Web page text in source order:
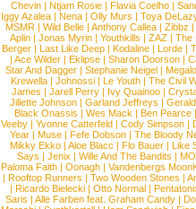
Chevin |Ntjam Rosie |Flavia Coelho |
Iggy Azalea | Nena | Olly Murs | Toya
MSMR |Wild Belle |Anthony Callea |Zibbz
Aplin | Jonas Myrin | Youthkills | ZAZ | The
Berger |Last Like Deep |Kodaline |Lorde |
|Ace Wilder |Eklipse |Sharon Doorson |
Star And Dagger | Stephanie Neigel |
Krewella | Johnossi | Le Youth | The Civil
James | Jarell Perry | Ivy Quainoo |
Jillette Johnson | Garland Jeffreys |
Black Onassis | Wes Mack | Ben Pearce
Veeby | Yvonne Catterfeld | Cody Simpson |
Year |Muse |Fefe Dobson |The Bloody
Mikky Ekko | Aloe Blacc | Flo Bauer | Like
Says | Jenix | Wille And The Bandits | MO
Paloma Faith |Oonagh |Vandenbergs
|Rooftop Runners |Two Wooden Stones |
| Ricardo Bielecki | Otto Normal |
Saris | Alle Farben feat. Graham Candy |